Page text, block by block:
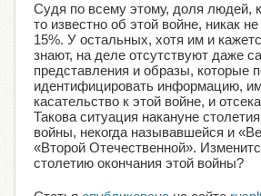
Судя по всему этому, доля людей,
то известно об этой войне, никак
15%. У остальных, хотя им и
знают, на деле отсутствуют даже
представления и образы, которые
идентифицировать информацию,
касательство к этой войне, и
Такова ситуация накануне
войны, некогда называвшейся и
«Второй Отечественной».
столетию окончания этой войны?